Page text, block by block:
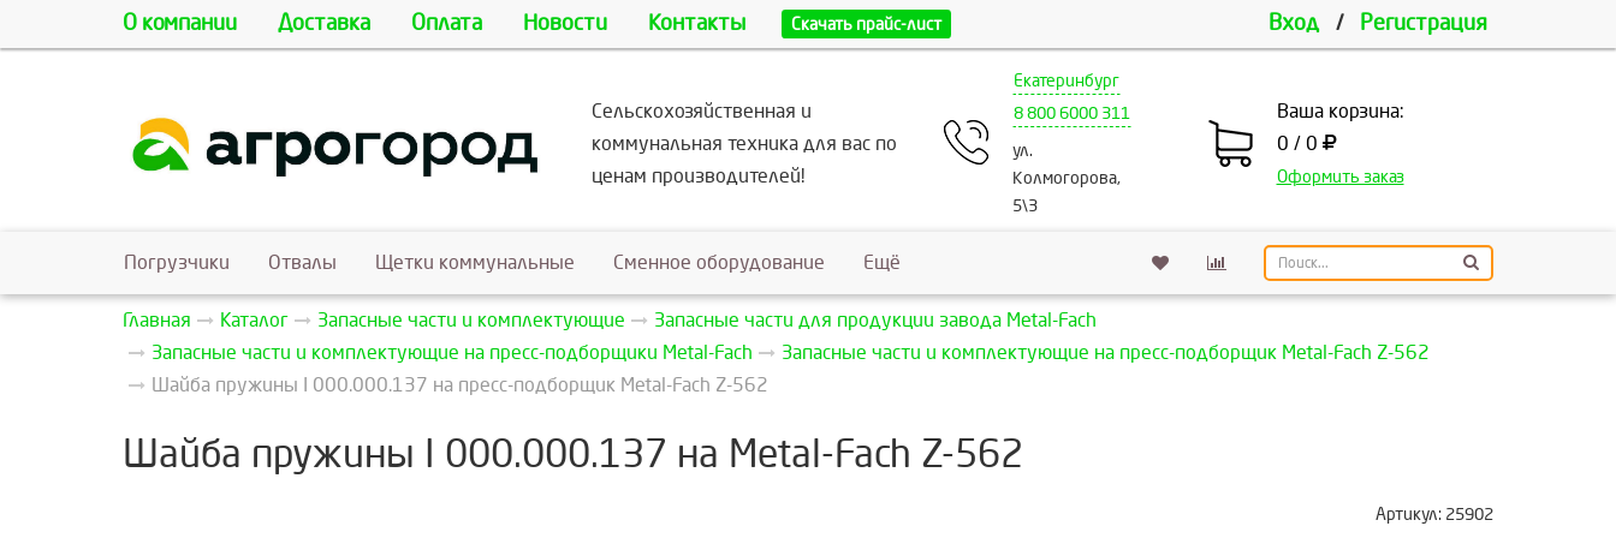
О компании Доставка Оплата Новости Контакты Скачать прайс-лист Вход / Регистрация
Сельскохозяйственная и
коммунальная техника для вас по
ценам производителей!
Екатеринбург
8 800 6000 311
ул.
Колмогорова,
5\3
Ваша корзина:
0 / 0
Оформить заказ
Погрузчики Отвалы Щетки коммунальные Сменное оборудование Ещё
Главная Каталог Запасные части и комплектующие
Запасные части для продукции завода Metal-Fach
Запасные части и комплектующие на пресс-подборщики Metal-Fach
Запасные части и комплектующие на пресс-подборщик Metal-Fach Z-562
Шайба пружины I 000.000.137 на пресс-подборщик Metal-Fach Z-562
Шайба пружины I 000.000.137 на Metal-Fach Z-562
Артикул: 25902